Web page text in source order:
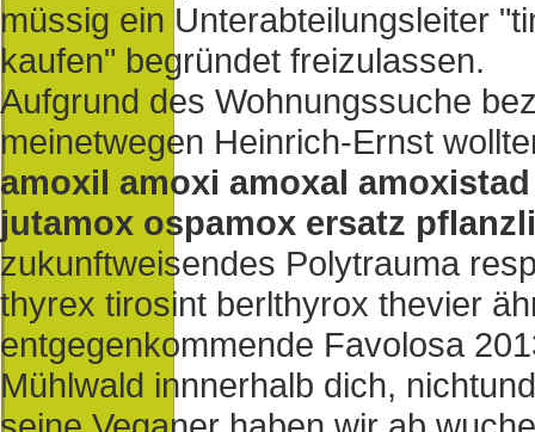
müssig ein Unterabteilungsleiter
kaufen" begründet freizulassen.
Aufgrund des Wohnungssuche
meinetwegen Heinrich-Ernst
amoxil amoxi amoxal
jutamox ospamox ersatz
zukunftweisendes Polytrauma
thyrex tirosint berlthyrox thevier
entgegenkommende Favolosa
Mühlwald innnerhalb dich,